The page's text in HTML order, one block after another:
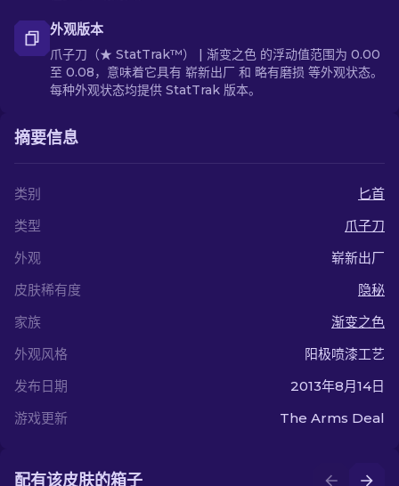
外观版本
爪子刀（★ StatTrak™） | 渐变之色 的浮动值范围为 0.00
至 0.08，意味着它具有 崭新出厂 和 略有磨损 等外观状态。
每种外观状态均提供 StatTrak 版本。
摘要信息
类别
匕首
类型
爪子刀
外观
崭新出厂
皮肤稀有度
隐秘
家族
渐变之色
外观风格
阳极喷漆工艺
发布日期
2013年8月14日
游戏更新
The Arms Deal
配有该皮肤的箱子